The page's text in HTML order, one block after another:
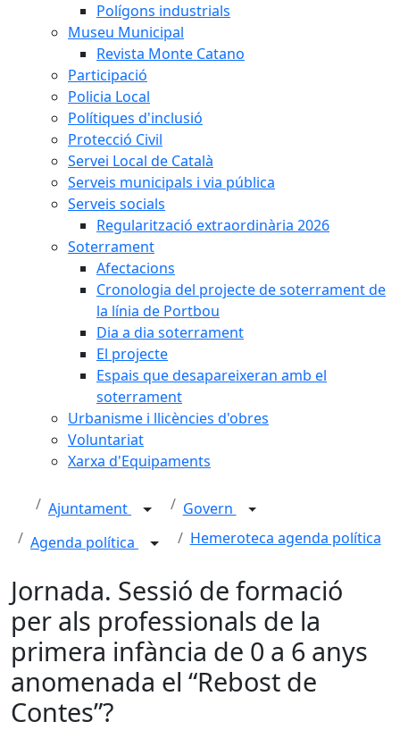
Polígons industrials
Museu Municipal
Revista Monte Catano
Participació
Policia Local
Polítiques d'inclusió
Protecció Civil
Servei Local de Català
Serveis municipals i via pública
Serveis socials
Regularització extraordinària 2026
Soterrament
Afectacions
Cronologia del projecte de soterrament de
la línia de Portbou
Dia a dia soterrament
El projecte
Espais que desapareixeran amb el
soterrament
Urbanisme i llicències d'obres
Voluntariat
Xarxa d'Equipaments
Ajuntament
Govern
Agenda política
Hemeroteca agenda política
Jornada. Sessió de formació
per als professionals de la
primera infància de 0 a 6 anys
anomenada el “Rebost de
Contes”?